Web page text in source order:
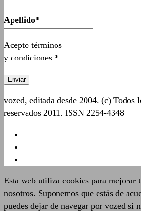
Apellido*
Acepto términos
y condiciones.*
vozed, editada desde 2004. (c) Todos
reservados 2011. ISSN 2254-4348
Esta web utiliza cookies para mejorar
nosotros. Suponemos que estás de
puedes dejar de navegar por vozed si